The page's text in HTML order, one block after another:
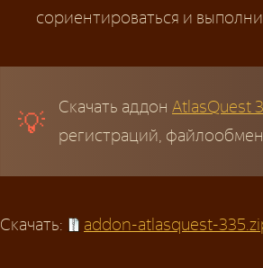
сориентироваться и
Скачать аддон AtlasQuest
регистраций,
Скачать: addon-atlasquest-